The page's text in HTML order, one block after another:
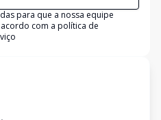
para que a nossa equipe
com a política de